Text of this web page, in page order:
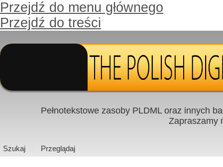
Przejdź do menu głównego
Przejdź do treści
Pełnotekstowe zasoby PLDML oraz innych
Zapraszamy
Szukaj Przeglądaj